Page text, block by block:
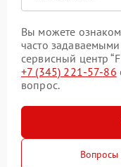
Вы можете
часто
сервисный центр
+7 (345) 221-57-86
вопрос.
Вопросы